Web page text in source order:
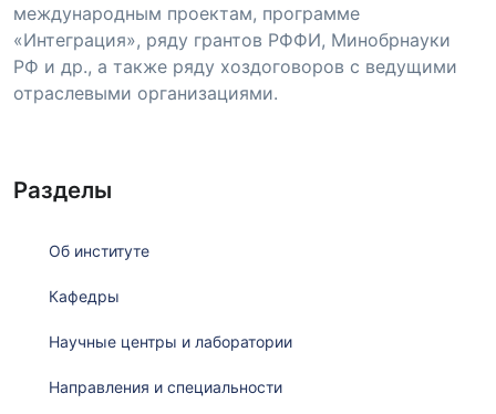
международным проектам, программе
«Интеграция», ряду грантов РФФИ, Минобрнауки
РФ и др., а также ряду хоздоговоров с ведущими
отраслевыми организациями.
Разделы
Об институте
Кафедры
Научные центры и лаборатории
Направления и специальности